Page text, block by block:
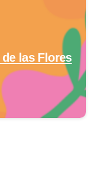
las Flores